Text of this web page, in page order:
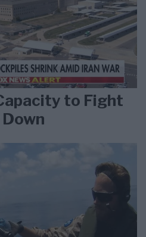
to Fight